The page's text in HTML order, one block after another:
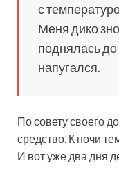
с
Меня дико
поднялась до
напугался.
По совету своего
средство. К ночи
И вот уже два дня